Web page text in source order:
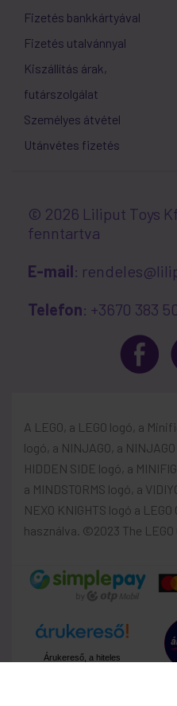
Fizetés bankkártyával
Fizetés utalvánnyal
Kiszállítás árak,
futárszolgálat
Személyes átvétel
Utánvétes fizetés
© 2026 Liliput Toys
fenntartva
E-mail:
Telefon: +3670 383
A LEGO, a LEGO logó, a
logó, a NINJAGO, a
HIDDEN SIDE logó, a
a MINDSTORMS logó, a
NEXO KNIGHTS logó a
használva. ©2023 The
Árukereső, a hiteles